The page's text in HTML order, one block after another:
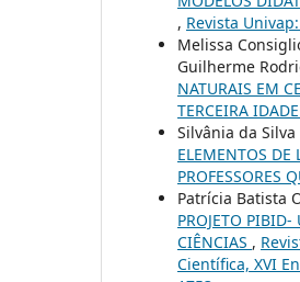
, Revista
Melissa
Guilherme
NATURAIS EM
TERCEIRA IDADE
Silvânia da
ELEMENTOS DE
PROFESSORES
Patrícia Batista
PROJETO
CIÊNCIAS ,
Científica, XVI